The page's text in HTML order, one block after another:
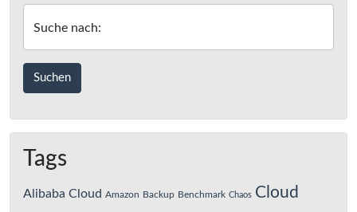
Admin-
UI
Suche nach:
Tags
Alibaba Cloud Amazon Backup Benchmark Chaos Cloud